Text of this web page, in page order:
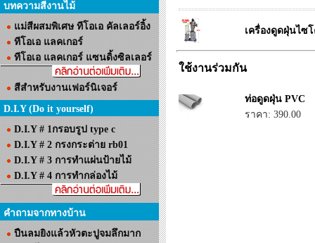
บทความสีงานไม้
แม่สีผสมพิเศษ ทีโอเอ คัลเลอร์อิ้ง
ทีโอเอ แลคเกอร์
ทีโอเอ แลคเกอร์ แซนดิ้งซิลเลอร์
สีสำหรับงานเฟอร์นิเจอร์
D.I.Y (Do it yourself)
D.I.Y # 1กรอบรูป type c
D.I.Y # 2 กรงกระต่าย rb01
D.I.Y # 3 การทำแผ่นป้ายไม้
D.I.Y # 4 การทำกล่องไม้
คำถามจากทางบ้าน
ปืนลมยิงแล้วหัวตะปูจมลึกมาก
เครื่องดูดฝุ่นไซ
ใช้งานร่วมกัน
ท่อดูดฝุ่น PVC
ราคา: 390.00